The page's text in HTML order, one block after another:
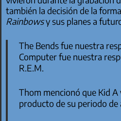
también la decisión de la
Rainbowsy sus planes a
The Bendsfue nuestra
Computerfue nuestra
R.E.M.
Thom mencionó que Kid A
producto de su periodo